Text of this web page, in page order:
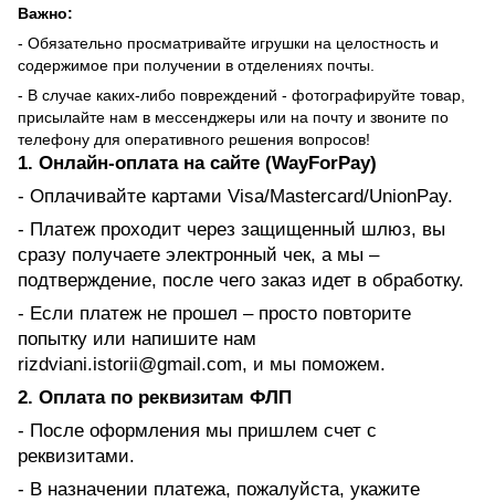
Важно:
- Обязательно просматривайте игрушки на целостность и
содержимое при получении в отделениях почты.
- В случае каких-либо повреждений - фотографируйте товар,
присылайте нам в мессенджеры или на почту и звоните по
телефону для оперативного решения вопросов!
1. Онлайн-оплата на сайте (WayForPay)
- Оплачивайте картами Visa/Mastercard/UnionPay.
- Платеж проходит через защищенный шлюз, вы
сразу получаете электронный чек, а мы –
подтверждение, после чего заказ идет в обработку.
- Если платеж не прошел – просто повторите
попытку или напишите нам
rizdviani.istorii@gmail.com, и мы поможем.
2. Оплата по реквизитам ФЛП
- После оформления мы пришлем счет с
реквизитами.
- В назначении платежа, пожалуйста, укажите